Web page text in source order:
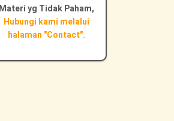
Materi yg Tidak Paham,
Hubungi kami melalui
halaman "Contact".